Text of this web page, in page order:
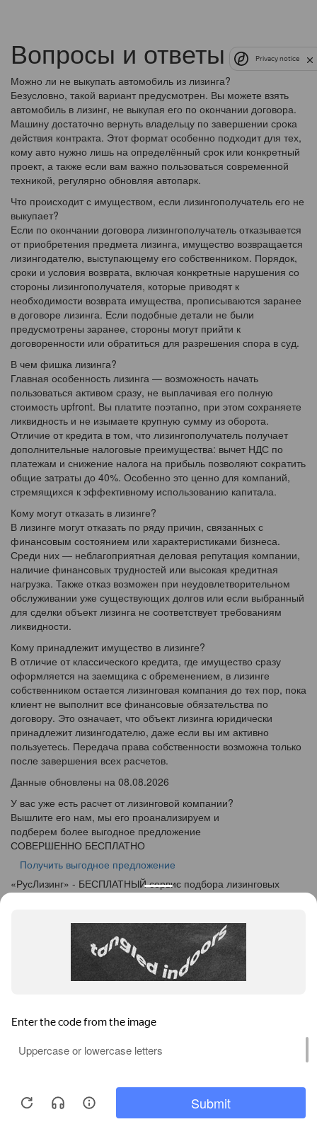
Вопросы и ответы
Можно ли не выкупать автомобиль из лизинга?
Безусловно, такой вариант предусмотрен. Вы можете взять
автомобиль в лизинг, не выкупая его по окончании договора.
Машину достаточно вернуть владельцу по завершении срока
действия контракта. Этот формат особенно подходит для тех,
кому авто нужно лишь на определённый срок или конкретный
проект, а также если вам важно пользоваться современной
техникой, регулярно обновляя автопарк.
Что происходит с имуществом, если лизингополучатель его не
выкупает?
Если по окончании договора лизингополучатель отказывается
от приобретения предмета лизинга, имущество возвращается
лизингодателю, выступающему его собственником. Порядок,
сроки и условия возврата, включая конкретные нарушения со
стороны лизингополучателя, которые приводят к
необходимости возврата имущества, прописываются заранее
в договоре лизинга. Если подобные детали не были
предусмотрены заранее, стороны могут прийти к
договоренности или обратиться для разрешения спора в суд.
В чем фишка лизинга?
Главная особенность лизинга — возможность начать
пользоваться активом сразу, не выплачивая его полную
стоимость upfront. Вы платите поэтапно, при этом сохраняете
ликвидность и не изымаете крупную сумму из оборота.
Отличие от кредита в том, что лизингополучатель получает
дополнительные налоговые преимущества: вычет НДС по
платежам и снижение налога на прибыль позволяют сократить
общие затраты до 40%. Особенно это ценно для компаний,
стремящихся к эффективному использованию капитала.
Кому могут отказать в лизинге?
В лизинге могут отказать по ряду причин, связанных с
финансовым состоянием или характеристиками бизнеса.
Среди них — неблагоприятная деловая репутация компании,
наличие финансовых трудностей или высокая кредитная
нагрузка. Также отказ возможен при неудовлетворительном
обслуживании уже существующих долгов или если выбранный
для сделки объект лизинга не соответствует требованиям
ликвидности.
Кому принадлежит имущество в лизинге?
В отличие от классического кредита, где имущество сразу
оформляется на заемщика с обременением, в лизинге
собственником остается лизинговая компания до тех пор, пока
клиент не выполнит все финансовые обязательства по
договору. Это означает, что объект лизинга юридически
принадлежит лизингодателю, даже если вы им активно
пользуетесь. Передача права собственности возможна только
после завершения всех расчетов.
Данные обновлены на 08.08.2026
У вас уже есть расчет от лизинговой компании?
Вышлите его нам, мы его проанализируем и
подберем более выгодное предложение
СОВЕРШЕННО БЕСПЛАТНО
Получить выгодное предложение
«РусЛизинг» - БЕСПЛАТНЫЙ сервис подбора лизинговых
+7 (495) 103-49-76
664005, Иркутская Область, г. Иркутск, ул. Маяковского дом
Калькулятор
Кейсы Клиентам
О компании
Контакты
Политика конфиденциальности
Privacy notice